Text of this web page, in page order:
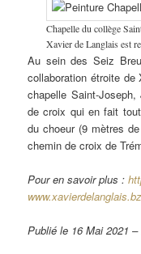
Chapelle du collège
Xavier de Langlais est
Au sein des Seiz
collaboration étroite de
chapelle Saint-
de croix qui en fait
du choeur (9 mètres
chemin de croix de
Pour en savoir plus :
Publié le 16 Mai 2021